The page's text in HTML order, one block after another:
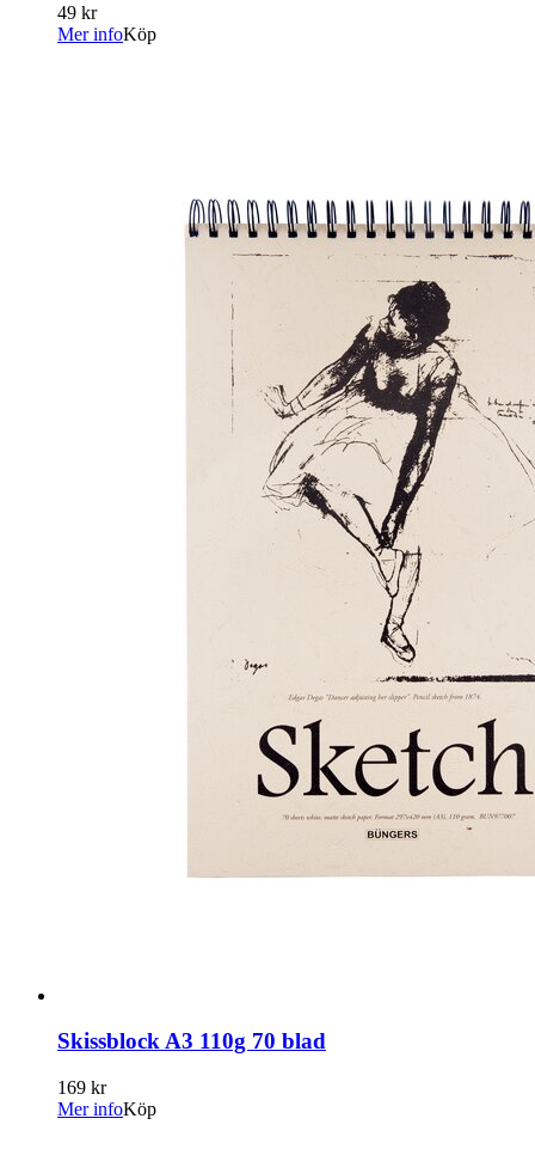
49 kr
Mer infoKöp
Skissblock A3 110g 70 blad
169 kr
Mer infoKöp